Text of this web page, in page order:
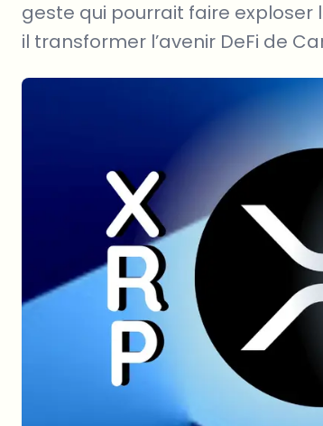
geste qui pourrait faire exploser
il transformer l’avenir DeFi de